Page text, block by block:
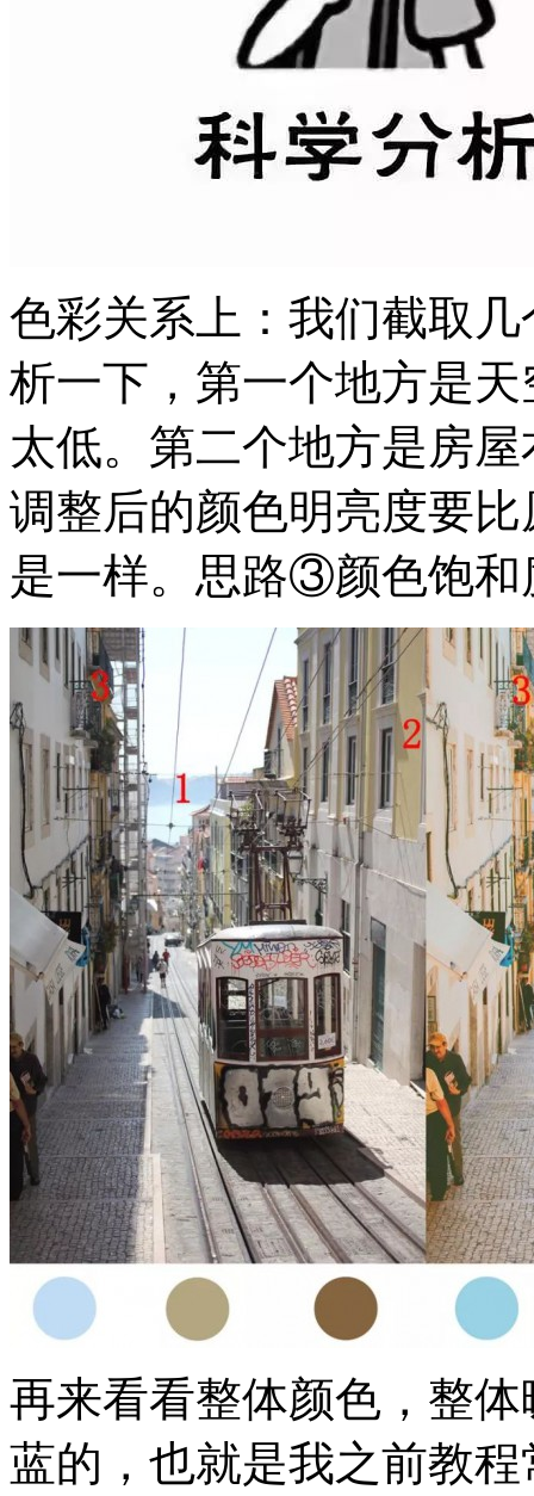
色彩关系上：我们截取
析一下，第一个地方是
太低。第二个地方是房
调整后的颜色明亮度要
是一样。思路③颜色饱和
再来看看整体颜色，整
蓝的，也就是我之前教